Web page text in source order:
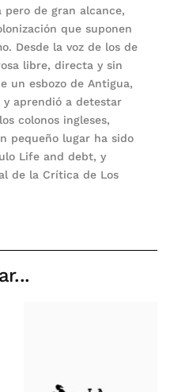
pero de gran alcance,
que suponen
Desde la voz de los de
libre, directa y sin
un esbozo de Antigua,
y aprendió a detestar
colonos ingleses,
pequeño lugar ha sido
Life and debt, y
de la Crítica de Los